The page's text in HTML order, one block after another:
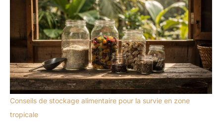
Conseils de stockage alimentaire pour la survie en zone
tropicale